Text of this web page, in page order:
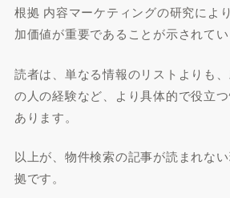
根拠 内容マーケティングの研究によ
加価値が重要であることが示されてい
読者は、単なる情報のリストよりも
の人の経験など、より具体的で役立
あります。
以上が、物件検索の記事が読まれな
拠です。